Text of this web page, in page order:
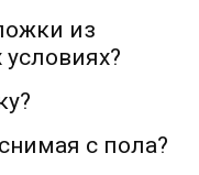
из
с пола?